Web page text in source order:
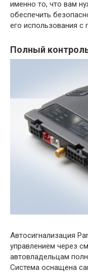
именно то, что вам
обеспечить
его использования
Полный
Автосигнализация
управлением через
автовладельцам
Система оснащена